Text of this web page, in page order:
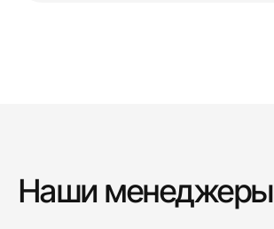
Наши менеджеры